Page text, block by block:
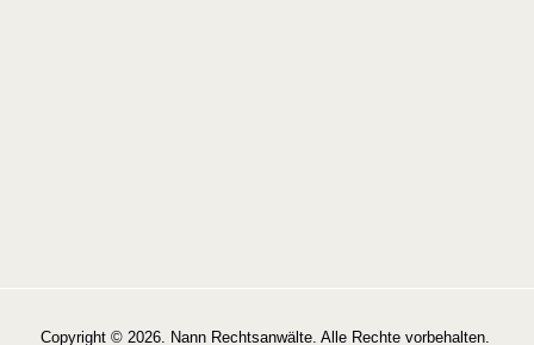
Copyright © 2026. Nann Rechtsanwälte. Alle Rechte vorbehalten.